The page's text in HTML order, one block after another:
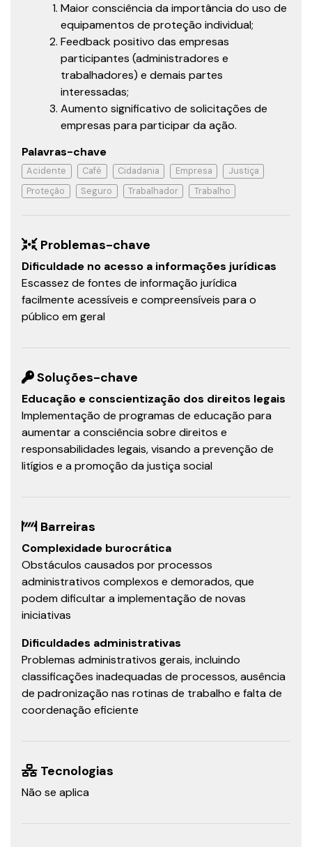
Maior consciência da importância do uso de
equipamentos de proteção individual;
Feedback positivo das empresas
participantes (administradores e
trabalhadores) e demais partes
interessadas;
Aumento significativo de solicitações de
empresas para participar da ação.
Palavras-chave
Acidente Café Cidadania Empresa
Justiça
Proteção
Seguro Trabalhador Trabalho
Problemas-chave
Dificuldade no acesso a informações jurídicas
Escassez de fontes de informação jurídica
facilmente acessíveis e compreensíveis para o
público em geral
Soluções-chave
Educação e conscientização dos direitos legais
Implementação de programas de educação para
aumentar a consciência sobre direitos e
responsabilidades legais, visando a prevenção de
litígios e a promoção da justiça social
Barreiras
Complexidade burocrática
Obstáculos causados por processos
administrativos complexos e demorados, que
podem dificultar a implementação de novas
iniciativas
Dificuldades administrativas
Problemas administrativos gerais, incluindo
classificações inadequadas de processos, ausência
de padronização nas rotinas de trabalho e falta de
coordenação eficiente
Tecnologias
Não se aplica